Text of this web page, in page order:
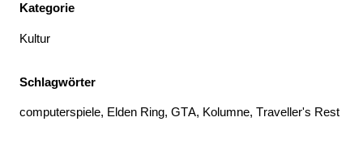
Kategorie
Kultur
Schlagwörter
computerspiele, Elden Ring, GTA, Kolumne, Traveller's Rest